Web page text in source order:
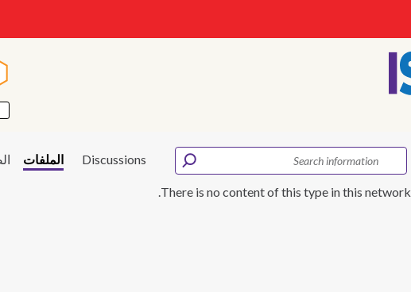
Discussions الملفات
There is no content of this type in this network.